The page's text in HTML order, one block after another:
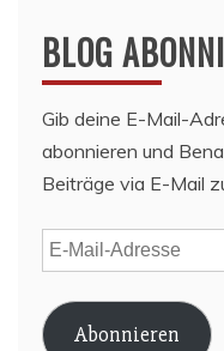
BLOG
Gib deine E-Mail-
abonnieren und
Beiträge via E-Mail
E-
Mail-
Adresse
Abonnieren